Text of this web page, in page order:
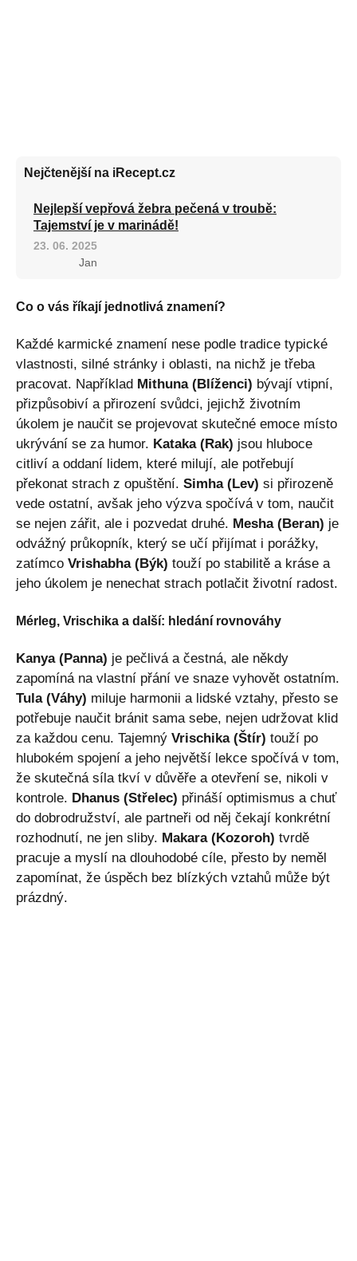
Nejčtenější na iRecept.cz
Nejlepší vepřová žebra pečená v troubě:
Tajemství je v marinádě!
23. 06. 2025
Jan
Co o vás říkají jednotlivá znamení?
Každé karmické znamení nese podle tradice typické
vlastnosti, silné stránky i oblasti, na nichž je třeba
pracovat. Například Mithuna (Blíženci) bývají vtipní,
přizpůsobiví a přirození svůdci, jejichž životním
úkolem je naučit se projevovat skutečné emoce místo
ukrývání se za humor. Kataka (Rak) jsou hluboce
citliví a oddaní lidem, které milují, ale potřebují
překonat strach z opuštění. Simha (Lev) si přirozeně
vede ostatní, avšak jeho výzva spočívá v tom, naučit
se nejen zářit, ale i pozvedat druhé. Mesha (Beran) je
odvážný průkopník, který se učí přijímat i porážky,
zatímco Vrishabha (Býk) touží po stabilitě a kráse a
jeho úkolem je nenechat strach potlačit životní radost.
Mérleg, Vrischika a další: hledání rovnováhy
Kanya (Panna) je pečlivá a čestná, ale někdy
zapomíná na vlastní přání ve snaze vyhovět ostatním.
Tula (Váhy) miluje harmonii a lidské vztahy, přesto se
potřebuje naučit bránit sama sebe, nejen udržovat klid
za každou cenu. Tajemný Vrischika (Štír) touží po
hlubokém spojení a jeho největší lekce spočívá v tom,
že skutečná síla tkví v důvěře a otevření se, nikoli v
kontrole. Dhanus (Střelec) přináší optimismus a chuť
do dobrodružství, ale partneři od něj čekají konkrétní
rozhodnutí, ne jen sliby. Makara (Kozoroh) tvrdě
pracuje a myslí na dlouhodobé cíle, přesto by neměl
zapomínat, že úspěch bez blízkých vztahů může být
prázdný.